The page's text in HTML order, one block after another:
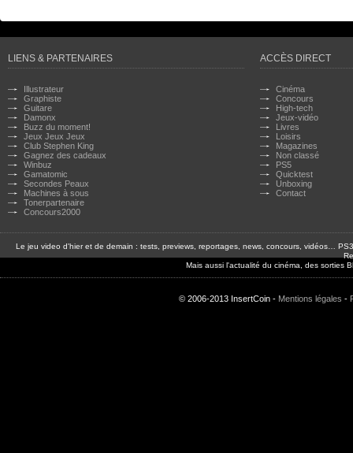
LIENS & PARTENAIRES
Illustrateur
Graphiste
Guitare
Damonx
Buzz du moment!
Jeux Jeux Jeux
Club Stephen King
Gagnez des cadeaux
Winbuz
Gamatomic
Secondes Peaux
Machines à sous
Tonerpartenaire
Concours2000
ACCÈS DIRECT
Cinéma
Concours
High-tech
Jeux-vidéo
Livres
Loisirs
Magazines
Non classé
PS5
Quicktest
Unboxing
Contact
Le jeu video d'hier et de demain : tests, previews, reportages, news, concours, vidéos…
Mais aussi l'actualité du cinéma, des sorties
© 2006-2013 InsertCoin - Mentions légales -